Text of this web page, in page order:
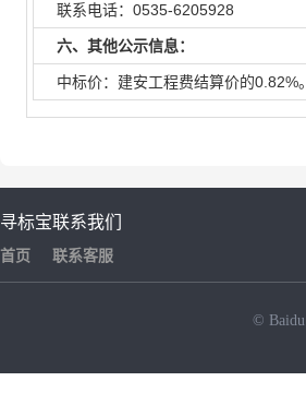
联系电话：0535-6205928
六、其他公示信息：
中标价：建安工程费结算价的0.82%。
寻标宝
首页
联系我们
联系客服
© Baidu